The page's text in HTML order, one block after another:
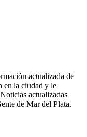
actualizada de
en la ciudad y le
actualizadas
de Mar del Plata.